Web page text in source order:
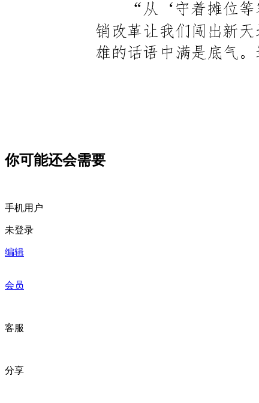
你可能还会需要
手机用户
未登录
编辑
会员
客服
分享